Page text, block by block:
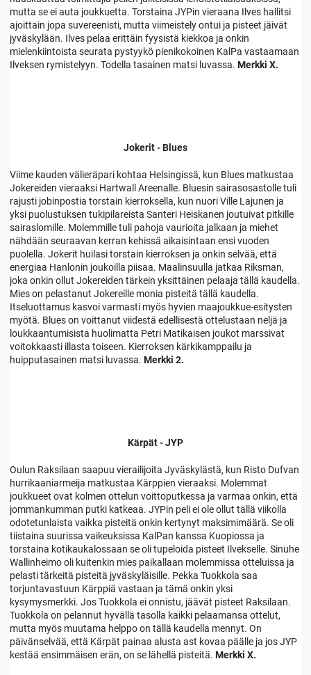
mutta se ei auta joukkuetta. Torstaina JYPin vieraana Ilves hallitsi
ajoittain jopa suvereenisti, mutta viimeistely ontui ja pisteet jäivät
jyväskylään. Ilves pelaa erittäin fyysistä kiekkoa ja onkin
mielenkiintoista seurata pystyykö pienikokoinen KalPa vastaamaan
Ilveksen rymistelyyn. Todella tasainen matsi luvassa. Merkki X.
Jokerit - Blues
Viime kauden välieräpari kohtaa Helsingissä, kun Blues matkustaa
Jokereiden vieraaksi Hartwall Areenalle. Bluesin sairasosastolle tuli
rajusti jobinpostia torstain kierroksella, kun nuori Ville Lajunen ja
yksi puolustuksen tukipilareista Santeri Heiskanen joutuivat pitkille
sairaslomille. Molemmille tuli pahoja vaurioita jalkaan ja miehet
nähdään seuraavan kerran kehissä aikaisintaan ensi vuoden
puolella. Jokerit huilasi torstain kierroksen ja onkin selvää, että
energiaa Hanlonin joukoilla piisaa. Maalinsuulla jatkaa Riksman,
joka onkin ollut Jokereiden tärkein yksittäinen pelaaja tällä kaudella.
Mies on pelastanut Jokereille monia pisteitä tällä kaudella.
Itseluottamus kasvoi varmasti myös hyvien maajoukkue-esitysten
myötä. Blues on voittanut viidestä edellisestä ottelustaan neljä ja
loukkaantumisista huolimatta Petri Matikaisen joukot marssivat
voitokkaasti illasta toiseen. Kierroksen kärkikamppailu ja
huipputasainen matsi luvassa. Merkki 2.
Kärpät - JYP
Oulun Raksilaan saapuu vierailijoita Jyväskylästä, kun Risto Dufvan
hurrikaaniarmeija matkustaa Kärppien vieraaksi. Molemmat
joukkueet ovat kolmen ottelun voittoputkessa ja varmaa onkin, että
jommankumman putki katkeaa. JYPin peli ei ole ollut tällä viikolla
odotetunlaista vaikka pisteitä onkin kertynyt maksimimäärä. Se oli
tiistaina suurissa vaikeuksissa KalPan kanssa Kuopiossa ja
torstaina kotikaukalossaan se oli tupeloida pisteet Ilvekselle. Sinuhe
Wallinheimo oli kuitenkin mies paikallaan molemmissa otteluissa ja
pelasti tärkeitä pisteitä jyväskyläisille. Pekka Tuokkola saa
torjuntavastuun Kärppiä vastaan ja tämä onkin yksi
kysymysmerkki. Jos Tuokkola ei onnistu, jäävät pisteet Raksilaan.
Tuokkola on pelannut hyvällä tasolla kaikki pelaamansa ottelut,
mutta myös muutama helppo on tällä kaudella mennyt. On
päivänselvää, että Kärpät painaa alusta ast kovaa päälle ja jos JYP
kestää ensimmäisen erän, on se lähellä pisteitä. Merkki X.